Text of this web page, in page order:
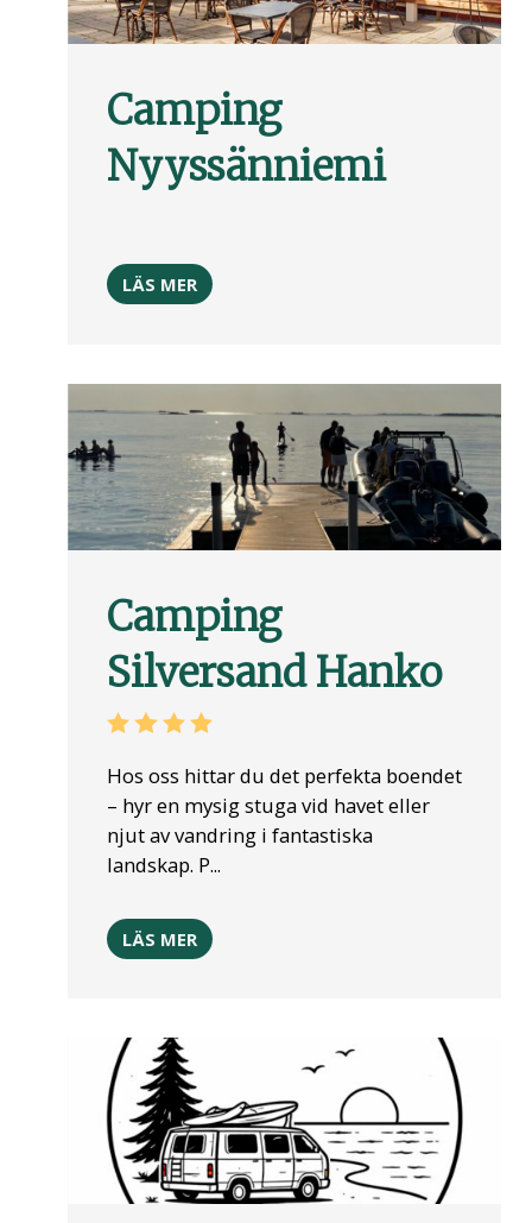
Camping
Nyyssänniemi
LÄS MER
Camping
Silversand Hanko
Hos oss hittar du det perfekta boendet
– hyr en mysig stuga vid havet eller
njut av vandring i fantastiska
landskap. P...
LÄS MER